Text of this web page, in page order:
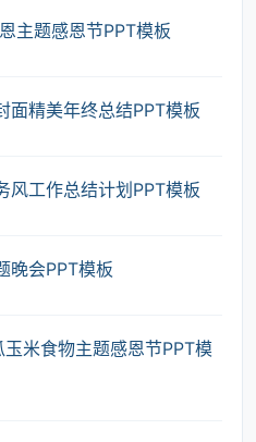
主题感恩节PPT模板
面精美年终总结PPT模板
风工作总结计划PPT模板
会PPT模板
米食物主题感恩节PPT模